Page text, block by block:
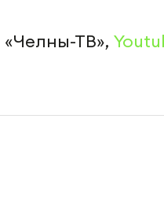
«Челны-ТВ»,